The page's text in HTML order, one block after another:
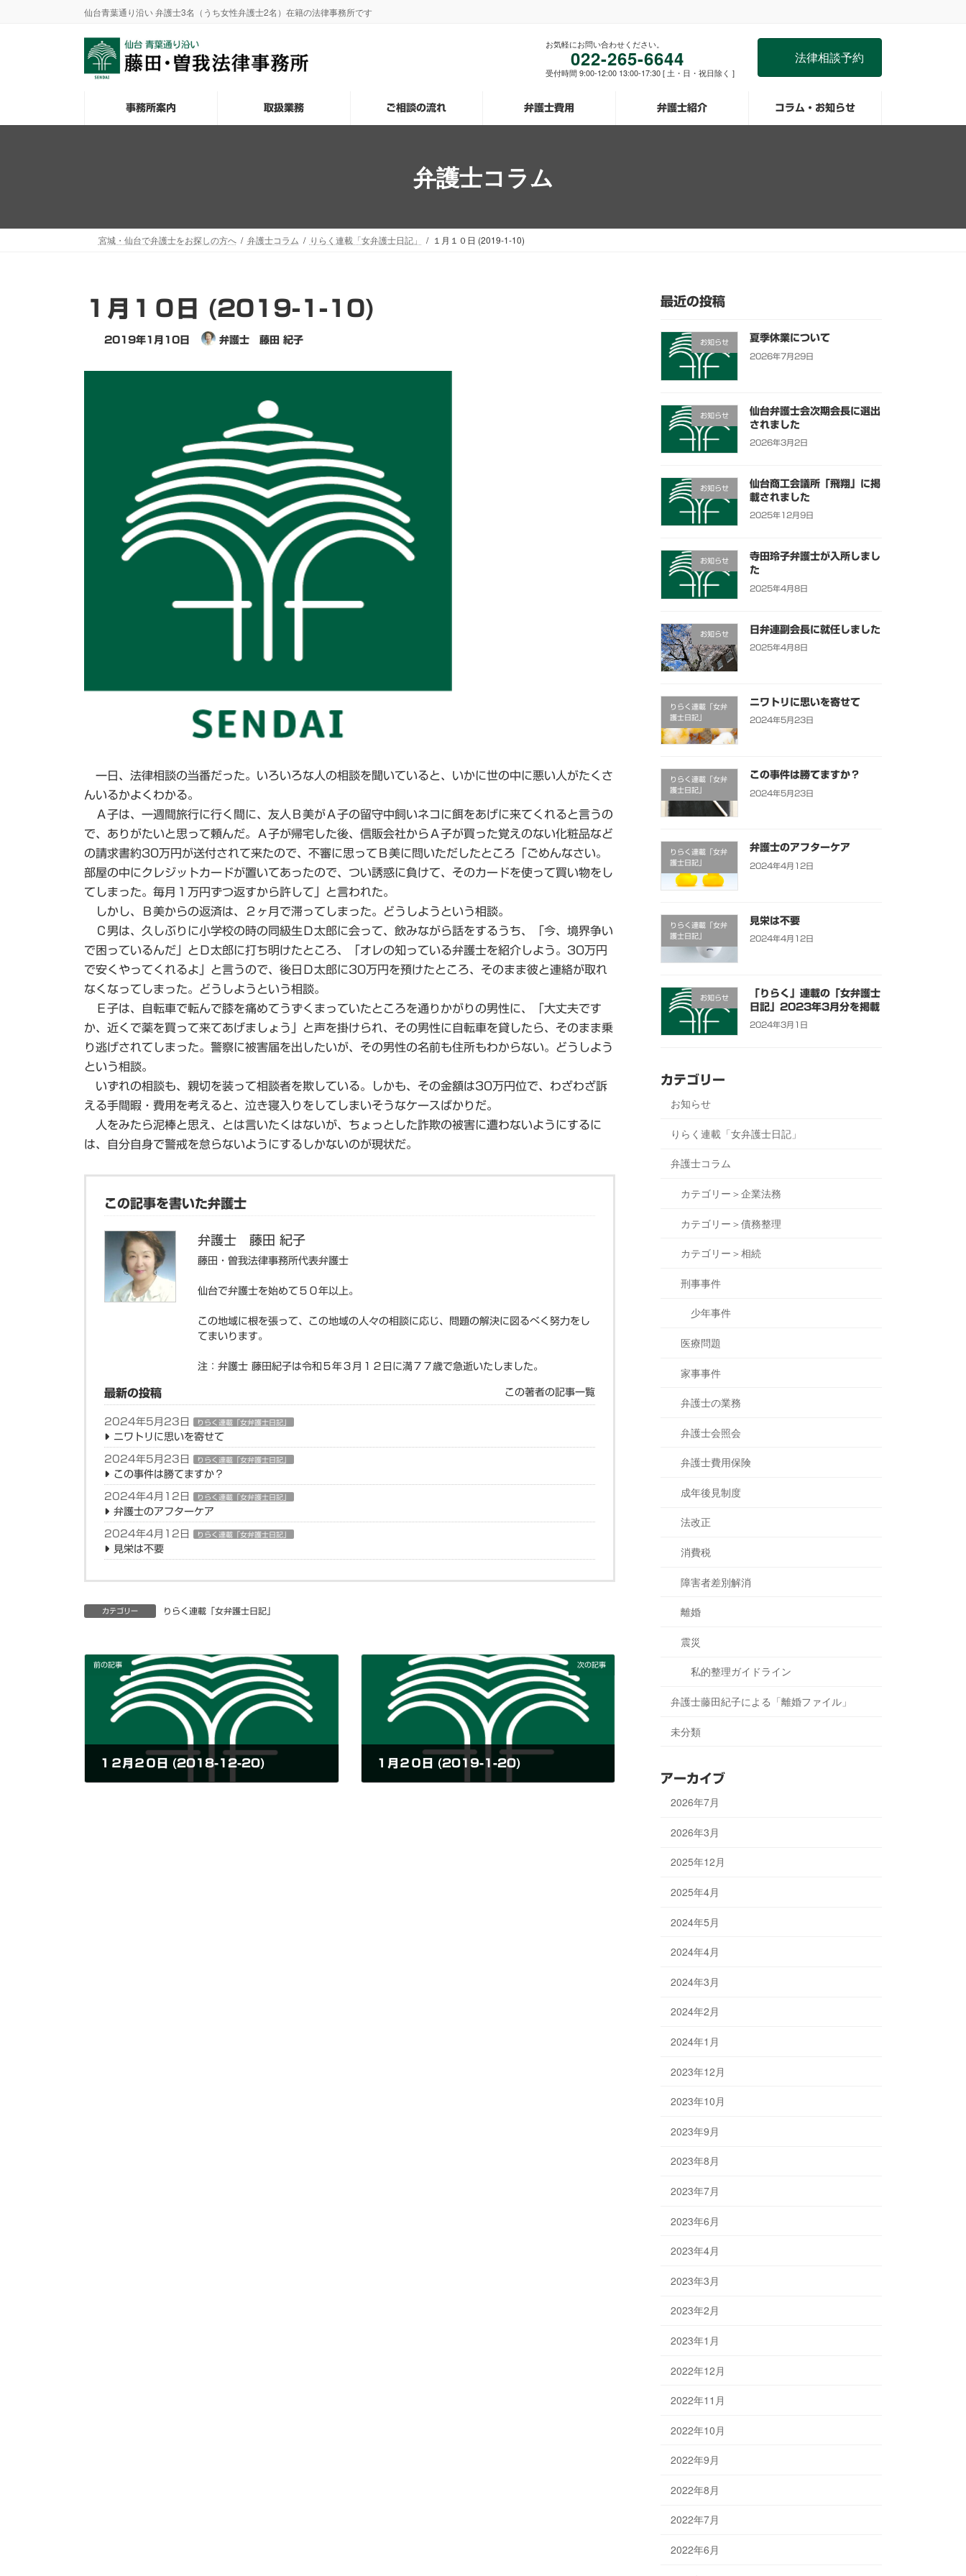
キ
に
仙台青葉通り沿い 弁護士3名（うち女性弁護士2名）在籍の法律事務所です
お気軽にお問い合わせください。
022-265-6644
受付時間 9:00-12:00 13:00-17:30 [ 土・日・祝日除く ]
法律相談予約
事務所案内 取扱業務 ご相談の流れ 弁護士費用 弁護士紹介 コラム・お知らせ
弁護士コラム
宮城・仙台で弁護士をお探しの方へ 弁護士コラム りらく連載「女弁護士日記」 １月１０日 (2019-1-10)
１月１０日 (2019-1-10)
2019年1月10日 弁護士 藤田 紀子
一日、法律相談の当番だった。いろいろな人の相談を聞いていると、いかに世の中に悪い人がたくさ
んいるかよくわかる。
Ａ子は、一週間旅行に行く間に、友人Ｂ美がＡ子の留守中飼いネコに餌をあげに来てくれると言うの
で、ありがたいと思って頼んだ。Ａ子が帰宅した後、信販会社からＡ子が買った覚えのない化粧品など
の請求書約30万円が送付されて来たので、不審に思ってＢ美に問いただしたところ「ごめんなさい。
部屋の中にクレジットカードが置いてあったので、つい誘惑に負けて、そのカードを使って買い物をし
てしまった。毎月１万円ずつ返すから許して」と言われた。
しかし、Ｂ美からの返済は、２ヶ月で滞ってしまった。どうしようという相談。
Ｃ男は、久しぶりに小学校の時の同級生Ｄ太郎に会って、飲みながら話をするうち、「今、境界争い
で困っているんだ」とＤ太郎に打ち明けたところ、「オレの知っている弁護士を紹介しよう。30万円
で安くやってくれるよ」と言うので、後日Ｄ太郎に30万円を預けたところ、そのまま彼と連絡が取れ
なくなってしまった。どうしようという相談。
Ｅ子は、自転車で転んで膝を痛めてうずくまっていたところを通りかがりの男性に、「大丈夫です
か、近くで薬を買って来てあげましょう」と声を掛けられ、その男性に自転車を貸したら、そのまま乗
り逃げされてしまった。警察に被害届を出したいが、その男性の名前も住所もわからない。どうしよう
という相談。
いずれの相談も、親切を装って相談者を欺している。しかも、その金額は30万円位で、わざわざ訴
える手間暇・費用を考えると、泣き寝入りをしてしまいそうなケースばかりだ。
人をみたら泥棒と思え、とは言いたくはないが、ちょっとした詐欺の被害に遭わないようにするに
は、自分自身で警戒を怠らないようにするしかないのが現状だ。
この記事を書いた弁護士
弁護士 藤田 紀子
藤田・曽我法律事務所代表弁護士
仙台で弁護士を始めて５０年以上。
この地域に根を張って、この地域の人々の相談に応じ、問題の解決に図るべく努力をし
てまいります。
注：弁護士 藤田紀子は令和５年３月１２日に満７７歳で急逝いたしました。
最新の投稿 この著者の記事一覧
2024年5月23日 りらく連載「女弁護士日記」
ニワトリに思いを寄せて
2024年5月23日 りらく連載「女弁護士日記」
この事件は勝てますか？
2024年4月12日 りらく連載「女弁護士日記」
弁護士のアフターケア
2024年4月12日 りらく連載「女弁護士日記」
見栄は不要
カテゴリー りらく連載「女弁護士日記」
前の記事
１２月２０日 (2018-12-20)
次の記事
１月２０日 (2019-1-20)
最近の投稿
お知らせ 夏季休業について
2026年7月29日
お知らせ
仙台弁護士会次期会長に選出
されました
2026年3月2日
お知らせ
仙台商工会議所「飛翔」に掲
載されました
2025年12月9日
お知らせ
寺田玲子弁護士が入所しまし
た
2025年4月8日
お知らせ 日弁連副会長に就任しました
2025年4月8日
りらく連載「女弁
護士日記」
ニワトリに思いを寄せて
2024年5月23日
りらく連載「女弁
護士日記」
この事件は勝てますか？
2024年5月23日
りらく連載「女弁
護士日記」
弁護士のアフターケア
2024年4月12日
りらく連載「女弁
護士日記」
見栄は不要
2024年4月12日
お知らせ
「りらく」連載の「女弁護士
日記」2023年3月分を掲載
2024年3月1日
カテゴリー
お知らせ
りらく連載「女弁護士日記」
弁護士コラム
カテゴリー＞企業法務
カテゴリー＞債務整理
カテゴリー＞相続
刑事事件
少年事件
医療問題
家事事件
弁護士の業務
弁護士会照会
弁護士費用保険
成年後見制度
法改正
消費税
障害者差別解消
離婚
震災
私的整理ガイドライン
弁護士藤田紀子による「離婚ファイル」
未分類
アーカイブ
2026年7月
2026年3月
2025年12月
2025年4月
2024年5月
2024年4月
2024年3月
2024年2月
2024年1月
2023年12月
2023年10月
2023年9月
2023年8月
2023年7月
2023年6月
2023年4月
2023年3月
2023年2月
2023年1月
2022年12月
2022年11月
2022年10月
2022年9月
2022年8月
2022年7月
2022年6月